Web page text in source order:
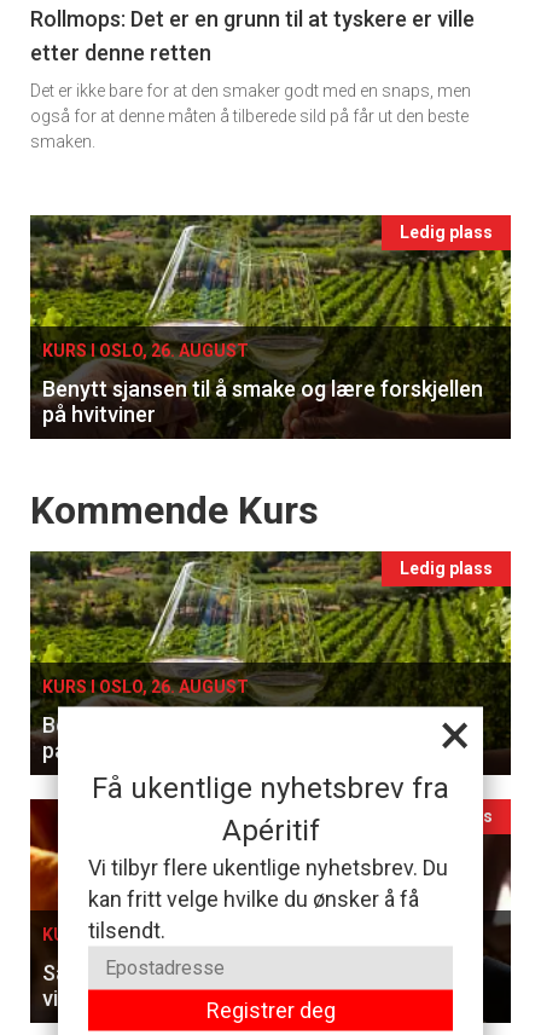
×
Få ukentlige nyhetsbrev fra
Apéritif
Vi tilbyr flere ukentlige nyhetsbrev. Du
kan fritt velge hvilke du ønsker å få
tilsendt.
Registrer deg
11
Ukens
vin
Rollmops: Det er en grunn til at tyskere er ville
etter denne retten
Det er ikke bare for at den smaker godt med en snaps, men
også for at denne måten å tilberede sild på får ut den beste
smaken.
Events
single
Ledig plass
KURS I OSLO, 26. AUGUST
Benytt sjansen til å smake og lære forskjellen
på hvitviner
Events
Kommende Kurs
Ledig plass
KURS I OSLO, 26. AUGUST
Benytt sjansen til å smake og lære forskjellen
på hvitviner
Ledig plass
KURS I OSLO, 27. AUGUST
Sammenlign franske klassikere og ungarske
viner til en 5-retters meny